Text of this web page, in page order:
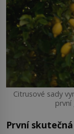
Citrusové sady
první
První